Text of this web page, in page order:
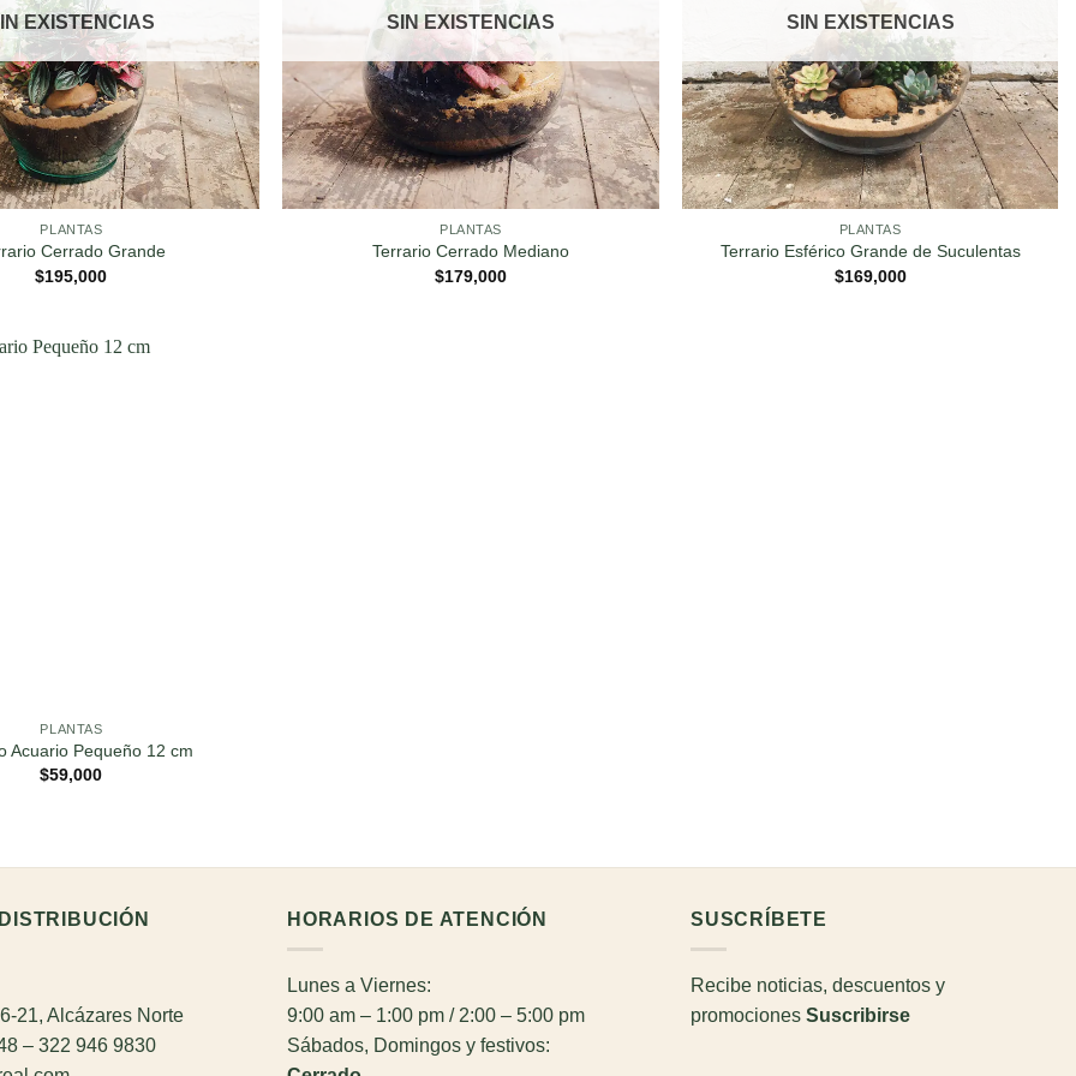
EXISTENCIAS
PLANTAS
Cerrado Grande
$195,000
SIN EXISTENCIAS
PLANTAS
Terrario Cerrado Mediano
$179,000
SIN EXISTENCIAS
PLANTAS
Terrario Esférico Grande de Suculentas
$169,000
PLANTAS
Acuario Pequeño 12 cm
$59,000
21, Alcázares Norte
– 322 946 9830
HORARIOS DE ATENCIÓN
Lunes a Viernes:
9:00 am – 1:00 pm / 2:00 – 5:00 pm
Sábados, Domingos y festivos:
SUSCRÍBETE
Recibe noticias, descuentos y
promociones Suscribirse